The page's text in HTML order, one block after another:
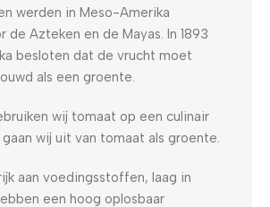
werden in Meso-Amerika
de Azteken en de Mayas. In 1893
besloten dat de vrucht moet
als een groente.
wij tomaat op een culinair
wij uit van tomaat als groente.
aan voedingsstoffen, laag in
een hoog oplosbaar